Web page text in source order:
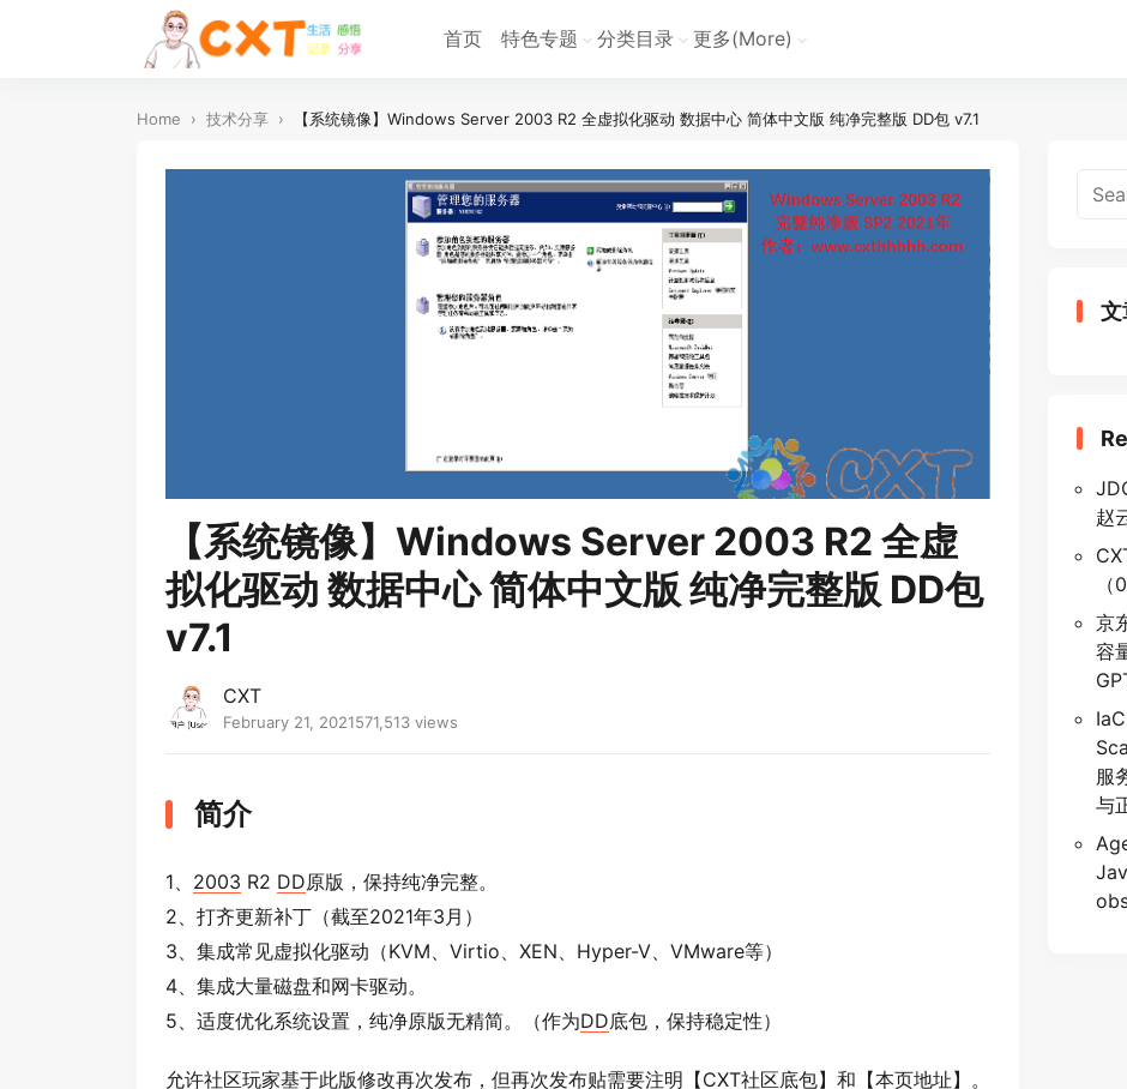
首页 特色专题 分类目录 更多(More)
Home › 技术分享 › 【系统镜像】Windows Server 2003 R2 全虚拟化驱动 数据中心 简体中文版 纯净完整版 DD包 v7.1
【系统镜像】Windows Server 2003 R2 全虚
拟化驱动 数据中心 简体中文版 纯净完整版 DD包
v7.1
CXT
February 21, 2021571,513 views
简介
1、 2003 R2 DD原版，保持纯净完整。
2、打齐更新补丁（截至2021年3月）
3、集成常见虚拟化驱动（KVM、Virtio、XEN、Hyper-V、VMware等）
4、集成大量磁盘和网卡驱动。
5、适度优化系统设置，纯净原版无精简。（作为DD底包，保持稳定性）
允许社区玩家基于此版修改再次发布，但再次发布贴需要注明【CXT社区底包】和【本页地址】。
Search
文
赵
京
容
服
与